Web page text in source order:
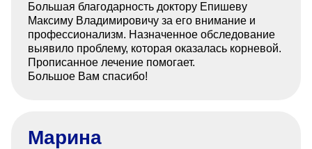
Большая благодарность доктору Епишеву
Максиму Владимировичу за его внимание и
профессионализм. Назначенное обследование
выявило проблему, которая оказалась корневой.
Прописанное лечение помогает.
Большое Вам спасибо!
Марина